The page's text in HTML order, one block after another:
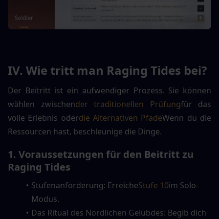
IV. Wie tritt man Raging Tides bei?
Der Beitritt ist ein aufwendiger Prozess. Sie können
wählen zwischender traditionellen Prüfungfür das
volle Erlebnis oderdie Alternativen PfadeWenn du die
Ressourcen hast, beschleunige die Dinge.
1. Voraussetzungen für den Beitritt zu
Raging Tides
Stufenanforderung: ErreicheStufe 10im Solo-
Modus.
Das Ritual des Nördlichen Gelübdes: Begib dich